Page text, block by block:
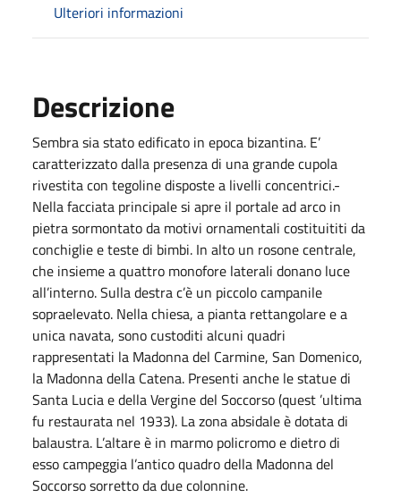
Ulteriori informazioni
Descrizione
Sembra sia stato edificato in epoca bizantina. E’
caratterizzato dalla presenza di una grande cupola
rivestita con tegoline disposte a livelli concentrici.-
Nella facciata principale si apre il portale ad arco in
pietra sormontato da motivi ornamentali costituititi da
conchiglie e teste di bimbi. In alto un rosone centrale,
che insieme a quattro monofore laterali donano luce
all’interno. Sulla destra c’è un piccolo campanile
sopraelevato. Nella chiesa, a pianta rettangolare e a
unica navata, sono custoditi alcuni quadri
rappresentati la Madonna del Carmine, San Domenico,
la Madonna della Catena. Presenti anche le statue di
Santa Lucia e della Vergine del Soccorso (quest ’ultima
fu restaurata nel 1933). La zona absidale è dotata di
balaustra. L’altare è in marmo policromo e dietro di
esso campeggia l’antico quadro della Madonna del
Soccorso sorretto da due colonnine.